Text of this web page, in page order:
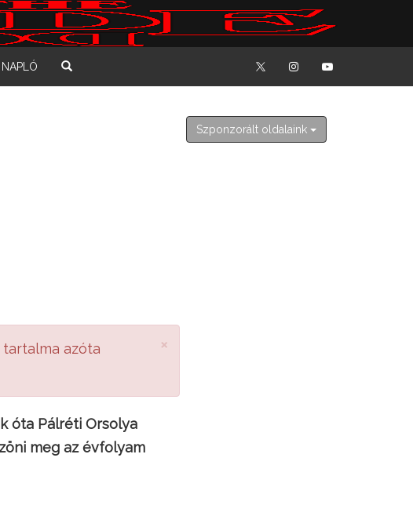
2026. augusztus 8. szombat
László
NAPLÓ
Szponzorált oldalaink
×
azóta
óta Pálréti Orsolya
meg az évfolyam